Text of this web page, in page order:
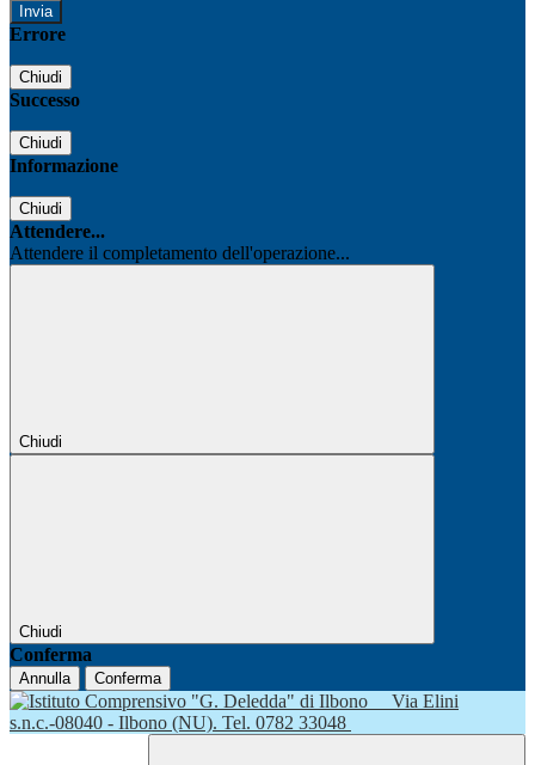
Errore
Chiudi
Successo
Chiudi
Informazione
Chiudi
Attendere...
Attendere il completamento dell'operazione...
Chiudi
Chiudi
Conferma
Annulla Conferma
Via Elini
s.n.c.-08040 - Ilbono (NU). Tel. 0782 33048